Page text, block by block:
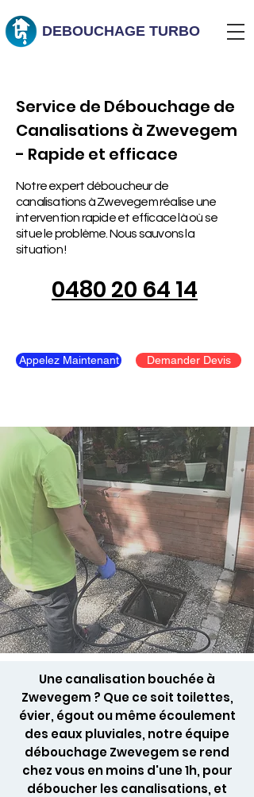
DEBOUCHAGE TURBO
Service de Débouchage de
Canalisations à Zwevegem
- Rapide et efficace
Notre expert déboucheur de
canalisations à Zwevegem réalise une
intervention rapide et efficace là où se
situe le problème. Nous sauvons la
situation !
0480 20 64 14
Appelez Maintenant Demander Devis
Une canalisation bouchée à
Zwevegem ? Que ce soit toilettes,
évier, égout ou même écoulement
des eaux pluviales, notre équipe
débouchage Zwevegem se rend
chez vous en moins d'une 1h, pour
déboucher les canalisations, et